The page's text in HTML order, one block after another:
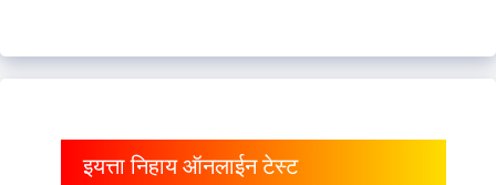
इयत्ता निहाय ऑनलाईन टेस्ट